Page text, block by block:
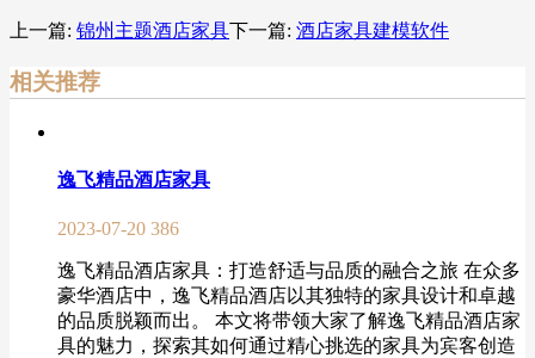
上一篇: 锦州主题酒店家具下一篇: 酒店家具建模软件
相关推荐
逸飞精品酒店家具
2023-07-20 386
逸飞精品酒店家具：打造舒适与品质的融合之旅 在众多
豪华酒店中，逸飞精品酒店以其独特的家具设计和卓越
的品质脱颖而出。 本文将带领大家了解逸飞精品酒店家
具的魅力，探索其如何通过精心挑选的家具为宾客创造